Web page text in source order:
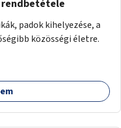
padok kihelyezése, a
közösségi életre.